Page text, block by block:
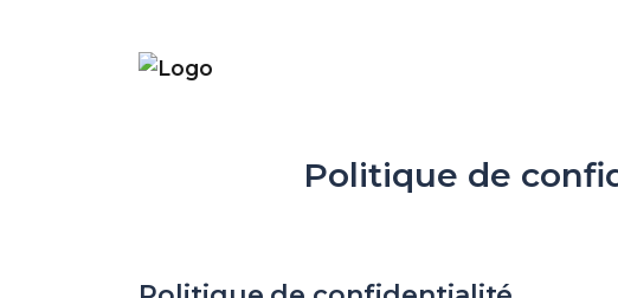
Politique de